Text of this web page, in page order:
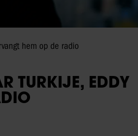
hem op de radio
TURKIJE, EDDY